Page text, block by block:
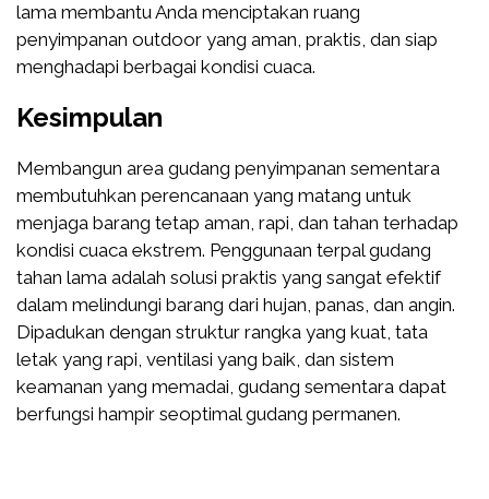
lama membantu Anda menciptakan ruang
penyimpanan outdoor yang aman, praktis, dan siap
menghadapi berbagai kondisi cuaca.
Kesimpulan
Membangun area gudang penyimpanan sementara
membutuhkan perencanaan yang matang untuk
menjaga barang tetap aman, rapi, dan tahan terhadap
kondisi cuaca ekstrem. Penggunaan terpal gudang
tahan lama adalah solusi praktis yang sangat efektif
dalam melindungi barang dari hujan, panas, dan angin.
Dipadukan dengan struktur rangka yang kuat, tata
letak yang rapi, ventilasi yang baik, dan sistem
keamanan yang memadai, gudang sementara dapat
berfungsi hampir seoptimal gudang permanen.